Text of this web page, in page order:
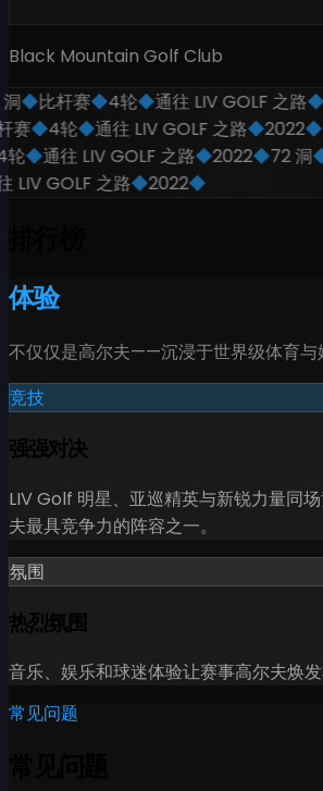
Black Mountain Golf Club
◆比杆赛◆4轮◆通往 LIV GOLF 之路◆
赛◆4轮◆通往 LIV GOLF 之路◆2022◆
◆通往 LIV GOLF 之路◆2022◆72 洞
LIV GOLF 之路◆2022◆
体验
不仅仅是高尔夫——沉浸于世界级体育与
竞技
强强对决
LIV Golf 明星、亚巡精英与新锐力量同
夫最具竞争力的阵容之一。
氛围
热烈氛围
音乐、娱乐和球迷体验让赛事高尔夫焕发
常见问题